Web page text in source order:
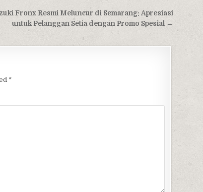
Fronx Resmi Meluncur di Semarang: Apresiasi
untuk Pelanggan Setia dengan Promo Spesial →
*